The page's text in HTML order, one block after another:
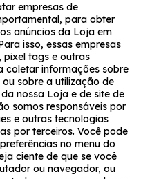
empresas de
para obter
anúncios da Loja em
isso, essas empresas
pixel tags e outras
coletar informações sobre
sobre a utilização de
nossa Loja e de site de
somos responsáveis por
e outras tecnologias
por terceiros. Você pode
no menu do
ciente de que se você
ou navegador, ou